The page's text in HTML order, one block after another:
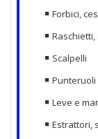
Forbici,
Scalpelli
Punteruoli
Leve e
Estrattori,